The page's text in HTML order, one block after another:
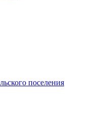
поселения